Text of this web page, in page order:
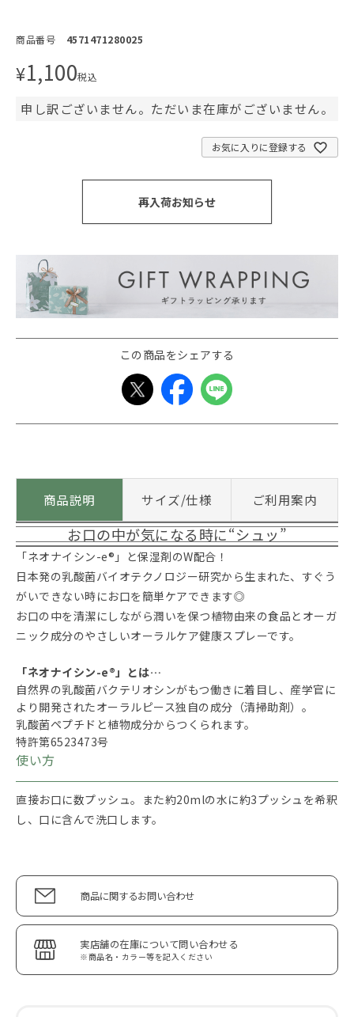
商品番号 4571471280025
¥1,100税込
申し訳ございません。ただいま在庫がございません。
お気に入りに登録する
再入荷お知らせ
この商品をシェアする
商品説明 サイズ/仕様 ご利用案内
お口の中が気になる時に“シュッ”
「ネオナイシン-e®」と保湿剤のW配合！
日本発の乳酸菌バイオテクノロジー研究から生まれた、すぐう
がいできない時にお口を簡単ケアできます◎
お口の中を清潔にしながら潤いを保つ植物由来の食品とオーガ
ニック成分のやさしいオーラルケア健康スプレーです。
「ネオナイシン-e®」とは…
自然界の乳酸菌バクテリオシンがもつ働きに着目し、産学官に
より開発されたオーラルピース独自の成分（清掃助剤）。
乳酸菌ペプチドと植物成分からつくられます。
特許第6523473号
使い方
直接お口に数プッシュ。また約20mlの水に約3プッシュを希釈
し、口に含んで洗口します。
商品に関するお問い合わせ
実店舗の在庫について問い合わせる
※商品名・カラー等を記入ください